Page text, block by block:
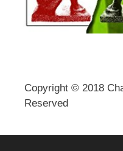
Copyright © 2018
Reserved